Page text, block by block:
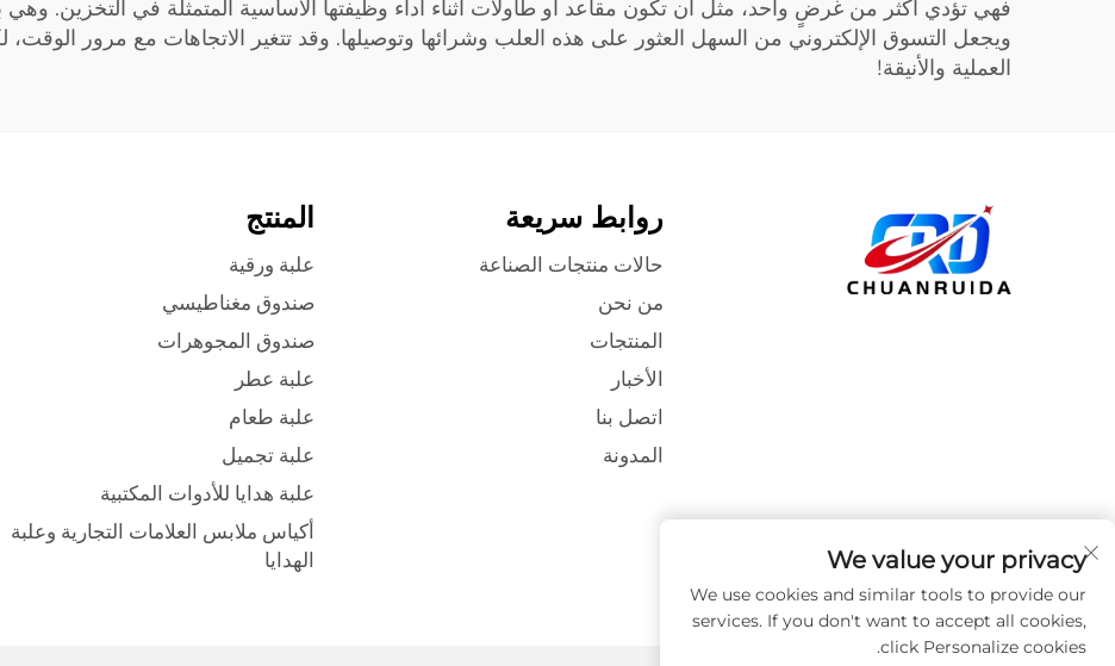
فهي تؤدي أكثر من غرضٍ واحد، مثل أن تكون مقاعد أو طاولات أثناء أداء وظيفتها الأساسية المتمثلة في التخزين.
ويجعل التسوق الإلكتروني من السهل العثور على هذه العلب وشرائها وتوصيلها. وقد تتغير الاتجاهات مع مرور الوقت،
العملية والأنيقة!
روابط سريعة
حالات منتجات الصناعة
من نحن
المنتجات
الأخبار
اتصل بنا
المدونة
المنتج
علبة ورقية
صندوق مغناطيسي
صندوق المجوهرات
علبة عطر
علبة طعام
علبة تجميل
علبة هدايا للأدوات المكتبية
أكياس ملابس العلامات التجارية وعلبة
الهدايا
We value your privacy
We use cookies and similar tools to provide our
services. If you don't want to accept all cookies,
click Personalize cookies.